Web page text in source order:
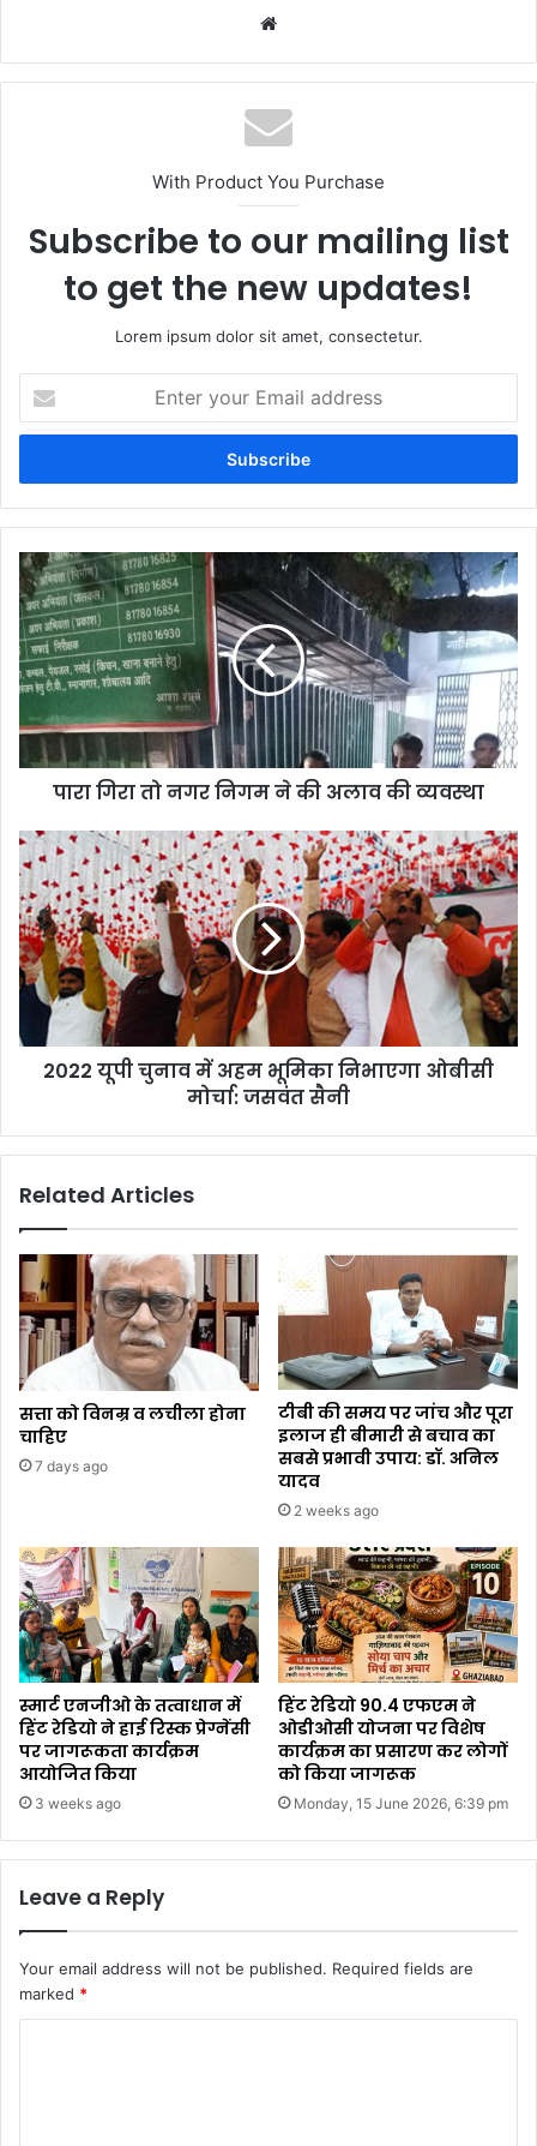
With Product You Purchase
Subscribe to our mailing list
to get the new updates!
Lorem ipsum dolor sit amet, consectetur.
your
Email
पारा गिरा तो नगर निगम ने की अलाव की व्यवस्था
2022 यूपी चुनाव में अहम भूमिका निभाएगा ओबीसी
मोर्चा: जसवंत सैनी
Related Articles
सत्ता को विनम्र व लचीला होना
चाहिए
7 days ago
टीबी की समय पर जांच और पूरा
इलाज ही बीमारी से बचाव का
सबसे प्रभावी उपाय: डॉ. अनिल
यादव
2 weeks ago
स्मार्ट एनजीओ के तत्वाधान में
हिंट रेडियो ने हाई रिस्क प्रेग्नेंसी
पर जागरूकता कार्यक्रम
आयोजित किया
3 weeks ago
हिंट रेडियो 90.4 एफएम ने
ओडीओसी योजना पर विशेष
कार्यक्रम का प्रसारण कर लोगों
को किया जागरूक
Monday, 15 June 2026, 6:39 pm
Leave a Reply
Your email address will not be published. Required fields are
marked *